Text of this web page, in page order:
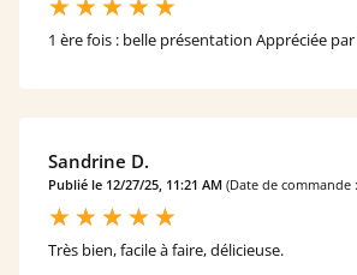
1 ère fois : belle présentation Appréciée
Sandrine D.
Publié le 12/27/25, 11:21 AM (Date de commande
Très bien, facile à faire, délicieuse.